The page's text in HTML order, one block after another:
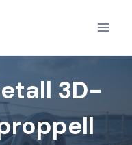
3D-